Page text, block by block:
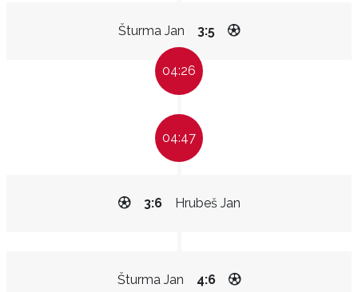
Šturma Jan 3:5
04:26
04:47
Hrubeš Jan
3:6
Šturma Jan 4:6